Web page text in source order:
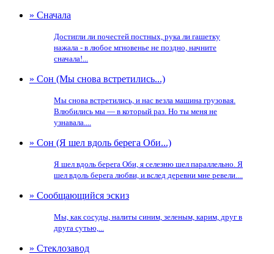
» Сначала
Достигли ли почестей постных, рука ли гашетку
нажала - в любое мгновенье не поздно, начните
сначала!...
» Сон (Мы снова встретились...)
Мы снова встретились, и нас везла машина грузовая.
Влюбились мы — в который раз. Но ты меня не
узнавала....
» Сон (Я шел вдоль берега Оби...)
Я шел вдоль берега Оби, я селезню шел параллельно. Я
шел вдоль берега любви, и вслед деревни мне ревели....
» Сообщающийся эскиз
Мы, как сосуды, налиты синим, зеленым, карим, друг в
друга сутью,...
» Стеклозавод